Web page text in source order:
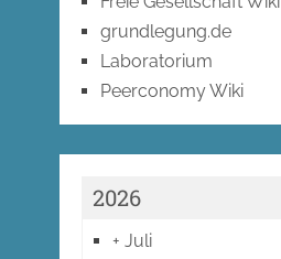
grundlegung.de
Laboratorium
Peerconomy Wiki
2026
+ Juli